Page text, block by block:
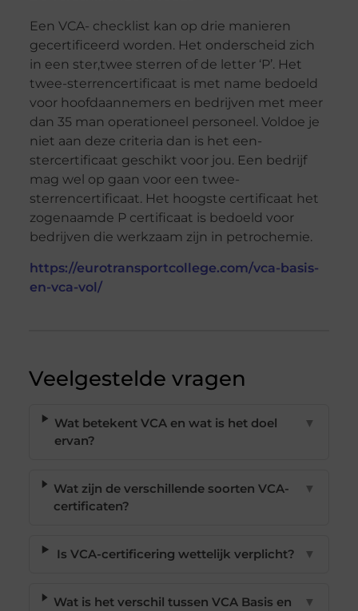
Een VCA- checklist kan op drie manieren
gecertificeerd worden. Het onderscheid zich
in een ster,twee sterren of de letter ‘P’. Het
twee-sterrencertificaat is met name bedoeld
voor hoofdaannemers en bedrijven met meer
dan 35 man operationeel personeel. Voldoe je
niet aan deze criteria dan is het een-
stercertificaat geschikt voor jou. Een bedrijf
mag wel op gaan voor een twee-
sterrencertificaat. Het hoogste certificaat het
zogenaamde P certificaat is bedoeld voor
bedrijven die werkzaam zijn in petrochemie.
https://eurotransportcollege.com/vca-basis-
en-vca-vol/
Veelgestelde vragen
Wat betekent VCA en wat is het doel
ervan?
▼
Wat zijn de verschillende soorten VCA-
certificaten?
▼
Is VCA-certificering wettelijk verplicht? ▼
Wat is het verschil tussen VCA Basis en
▼